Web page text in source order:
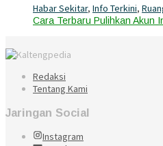
Habar Sekitar, Info Terkini,
Cara Terbaru Pulihkan Akun
Redaksi
Tentang Kami
Jaringan Social
Instagram